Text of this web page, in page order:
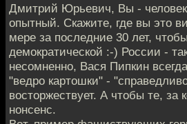
Дмитрий Юрьевич, Вы -
опытный. Скажите, где вы это
мере за последние 30 лет,
демократической :-) России -
несомненно, Вася Пипкин
"ведро картошки" -
восторжествует. А чтобы те, за
нонсенс.